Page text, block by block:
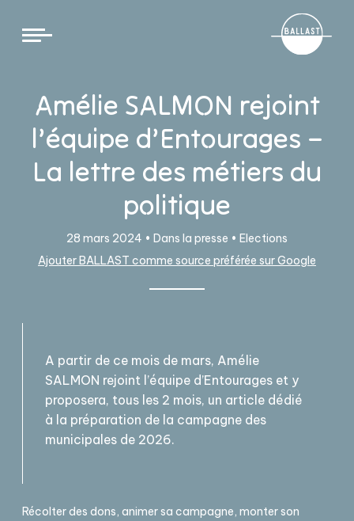
Amélie SALMON rejoint
l’équipe d’Entourages –
La lettre des métiers du
politique
28 mars 2024 • Dans la presse • Elections
Ajouter BALLAST comme source préférée sur Google
A partir de ce mois de mars, Amélie
SALMON rejoint l’équipe d’Entourages et y
proposera, tous les 2 mois, un article dédié
à la préparation de la campagne des
municipales de 2026.
Récolter des dons, animer sa campagne, monter son